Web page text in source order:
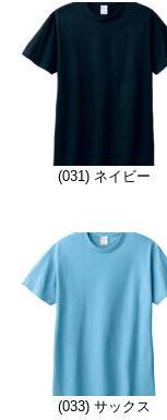
(031) ネイビー
(033) サックス